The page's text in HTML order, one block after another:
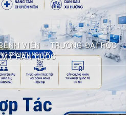
VIỆN – TRƯỜNG ĐẠI HỌC
HÀN QUỐC